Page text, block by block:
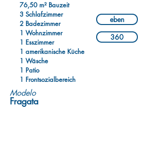
76,50 m² Bauzeit
3 Schlafzimmer
2 Badezimmer
1 Wohnzimmer
1 Esszimmer
1 amerikanische Küche
1 Wäsche
1 Patio
1 Frontsozialbereich
eben
360
Modelo
​Fragata